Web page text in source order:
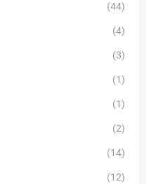
(44)
(4)
(3)
(1)
(1)
(2)
(14)
(12)